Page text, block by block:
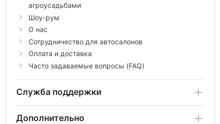
агроусадьбами
Шоу-рум
О нас
Сотрудничество для автосалонов
Оплата и доставка
Часто задаваемые вопросы (FAQ)
Служба поддержки
Дополнительно